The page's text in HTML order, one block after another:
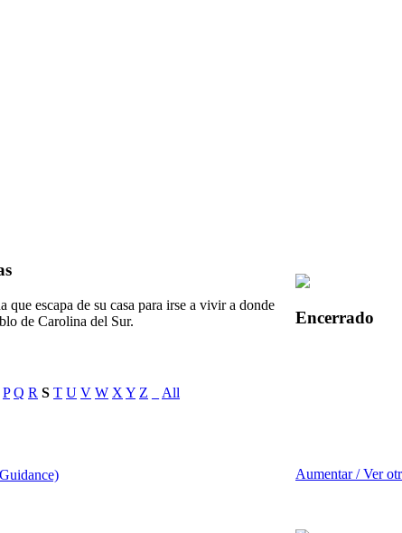
escapa de su casa para irse a vivir a donde
de Carolina del Sur.
P Q R S T U V W X Y Z
All
Encerrado
Aumentar / Ver